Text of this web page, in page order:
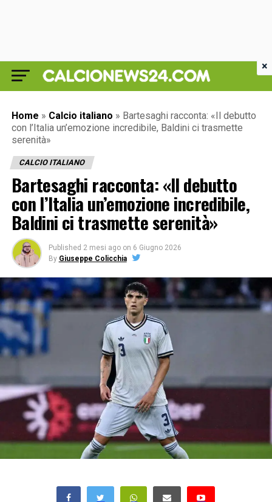
Home » Calcio italiano » Bartesaghi racconta: «Il debutto
con l’Italia un’emozione incredibile, Baldini ci trasmette
serenità»
CALCIO ITALIANO
Bartesaghi racconta: «Il debutto
con l’Italia un’emozione incredibile,
Baldini ci trasmette serenità»
Published 2 mesi ago on 6 Giugno 2026
By Giuseppe Colicchia
×